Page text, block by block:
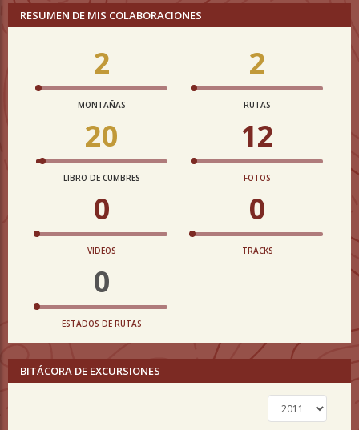
RESUMEN DE MIS COLABORACIONES
2
MONTAÑAS
2
RUTAS
20
LIBRO DE CUMBRES
12
FOTOS
0
VIDEOS
0
TRACKS
0
ESTADOS DE RUTAS
BITÁCORA DE EXCURSIONES